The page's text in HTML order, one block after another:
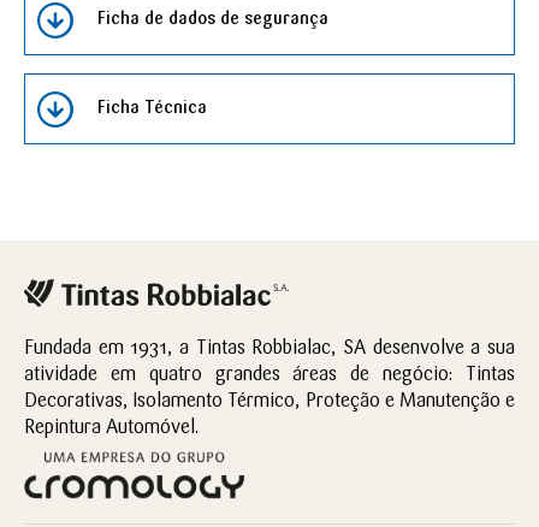
Ficha de dados de segurança
Ficha Técnica
Fundada em 1931, a Tintas Robbialac, SA desenvolve a sua
atividade em quatro grandes áreas de negócio: Tintas
Decorativas, Isolamento Térmico, Proteção e Manutenção e
Repintura Automóvel.